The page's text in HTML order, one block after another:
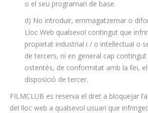
o el seu programari de base.
d) No introduir, emmagatzemar o
Lloc Web qualsevol contingut que
propietat industrial i / o intel·lectual o
de tercers, ni en general cap
ostentés, de conformitat amb la llei,
disposició de tercer.
FILMCLUB es reserva el dret a bloquejar
del lloc web a qualsevol usuari que